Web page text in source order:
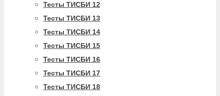
Тесты ТИСБИ 12
Тесты ТИСБИ 13
Тесты ТИСБИ 14
Тесты ТИСБИ 15
Тесты ТИСБИ 16
Тесты ТИСБИ 17
Тесты ТИСБИ 18